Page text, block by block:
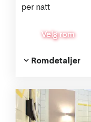
per natt
Velg rom
Romdetaljer